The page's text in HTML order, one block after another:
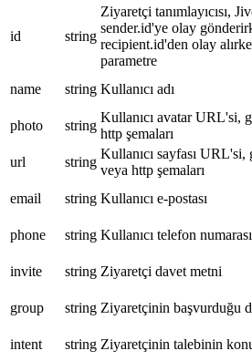
id string
Ziyaretçi tanımlayıcısı,
sender.id'ye olay
recipient.id'den olay
parametre
name string Kullanıcı adı
photo
string
Kullanıcı avatar URL'si,
http şemaları
url
string
Kullanıcı sayfası URL'si,
veya http şemaları
email
string Kullanıcı e-postası
phone
string Kullanıcı telefon numarası
invite
string Ziyaretçi davet metni
group
string Ziyaretçinin başvurduğu
intent
string Ziyaretçinin talebinin